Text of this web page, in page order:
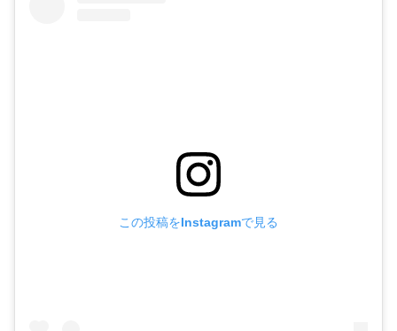
この投稿をInstagramで見る